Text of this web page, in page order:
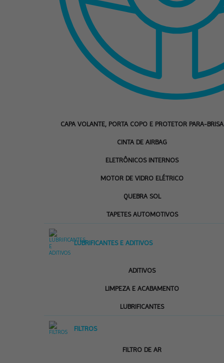
CAPA VOLANTE, PORTA COPO E PROTETOR PARA-BRISA
CINTA DE AIRBAG
ELETRÔNICOS INTERNOS
MOTOR DE VIDRO ELÉTRICO
QUEBRA SOL
TAPETES AUTOMOTIVOS
LUBRIFICANTES E ADITIVOS
ADITIVOS
LIMPEZA E ACABAMENTO
LUBRIFICANTES
FILTROS
FILTRO DE AR